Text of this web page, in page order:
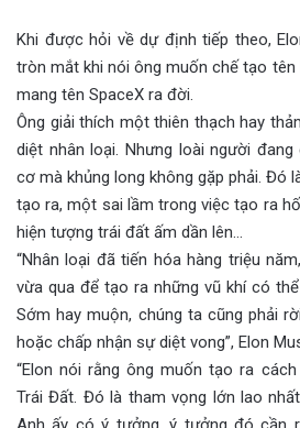
Khi được hỏi về dự định tiếp theo,
tròn mắt khi nói ông muốn chế tạo
mang tên SpaceX ra đời.
Ông giải thích một thiên thạch hay
diệt nhân loại. Nhưng loài người
cơ mà khủng long không gặp phải. Đó
tạo ra, một sai lầm trong việc tạo ra
hiện tượng trái đất ấm dần lên…
“Nhân loại đã tiến hóa hàng triệu
vừa qua để tạo ra những vũ khí có
Sớm hay muộn, chúng ta cũng phải
hoặc chấp nhận sự diệt vong”, Elon
“Elon nói rằng ông muốn tạo ra
Trái Đất. Đó là tham vọng lớn lao